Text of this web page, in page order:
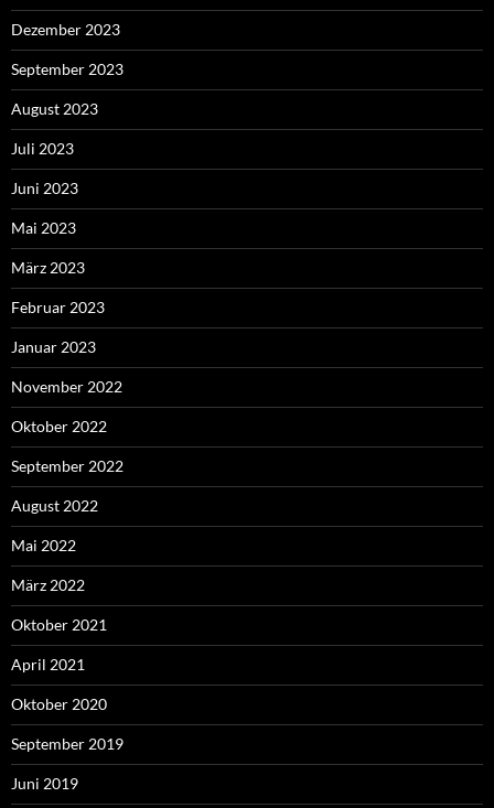
Dezember 2023
September 2023
August 2023
Juli 2023
Juni 2023
Mai 2023
März 2023
Februar 2023
Januar 2023
November 2022
Oktober 2022
September 2022
August 2022
Mai 2022
März 2022
Oktober 2021
April 2021
Oktober 2020
September 2019
Juni 2019